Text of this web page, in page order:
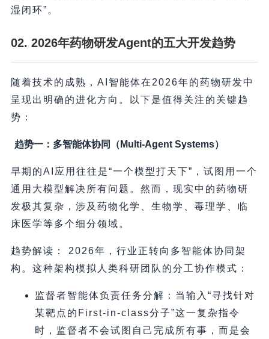
湿闭环”。
02. 2026年药物研发Agent的五大开发趋势
随着技术的成熟，AI智能体在2026年的药物研发中
呈现出明确的进化方向。以下是值得关注的关键趋
势：
趋势一：多智能体协同（Multi-Agent Systems）
早期的AI应用往往是“一个模型打天下”，试图用一个
通用大模型解决所有问题。然而，现实中的药物研
发极其复杂，涉及药物化学、生物学、毒理学、临
床医学等多个细分领域。
趋势解读： 2026年，行业正转向多智能体协同架
构。这种架构模拟人类科研团队的分工协作模式：
监督者智能体负责任务分解：当输入“寻找针对
某靶点的First-in-class分子”这一复杂指令
时，监督者不会试图自己完成所有事，而是会